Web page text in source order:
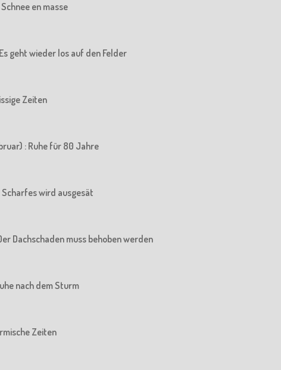
en masse
geht wieder los auf den Felder
Zeiten
: Ruhe für 80 Jahre
wird ausgesät
Dachschaden muss behoben werden
nach dem Sturm
Zeiten